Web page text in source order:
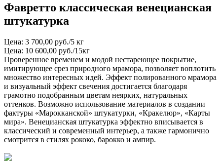
Фавретто классическая венецианская
штукатурка
Цена: 3 700,00 руб./5 кг
Цена: 10 600,00 руб./15кг
Проверенное временем и модой нестареющее покрытие,
имитирующее срез природного мрамора, позволяет воплотить
множество интересных идей. Эффект полированного мрамора
и визуальный эффект свечения достигается благодаря
грамотно подобранным цветам неярких, натуральных
оттенков. Возможно использование материалов в создании
фактуры «Марокканской» штукатурки, «Кракелюр», «Карты
мира». Венецианская штукатурка эффектно вписывается в
классический и современный интерьер, а также гармонично
смотрится в стилях рококо, барокко и ампир.